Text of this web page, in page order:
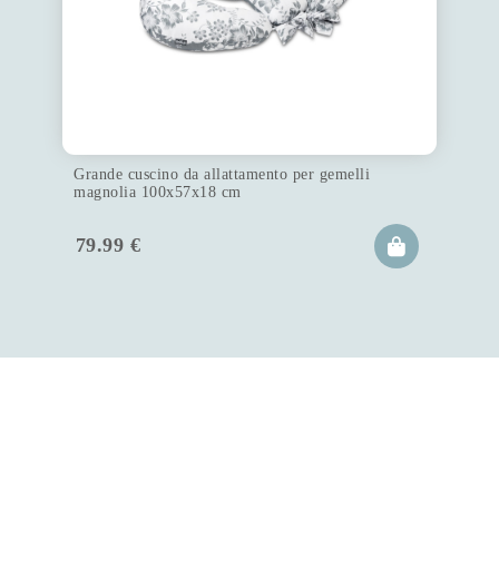
Grande cuscino da allattamento per gemelli
magnolia 100x57x18 cm
79.99 €